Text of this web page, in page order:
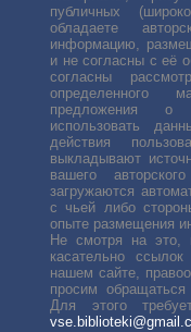
публичных
обладаете
информацию,
и не согласны с её
согласны
определенного
предложения о
использовать
действия
выкладывают
вашего
загружаются
с чьей либо
опыте размещения
Не смотря на это,
касательно
нашем сайте,
просим
Для этого